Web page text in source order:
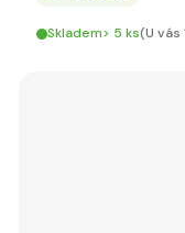
Skladem> 5 ks(U vás